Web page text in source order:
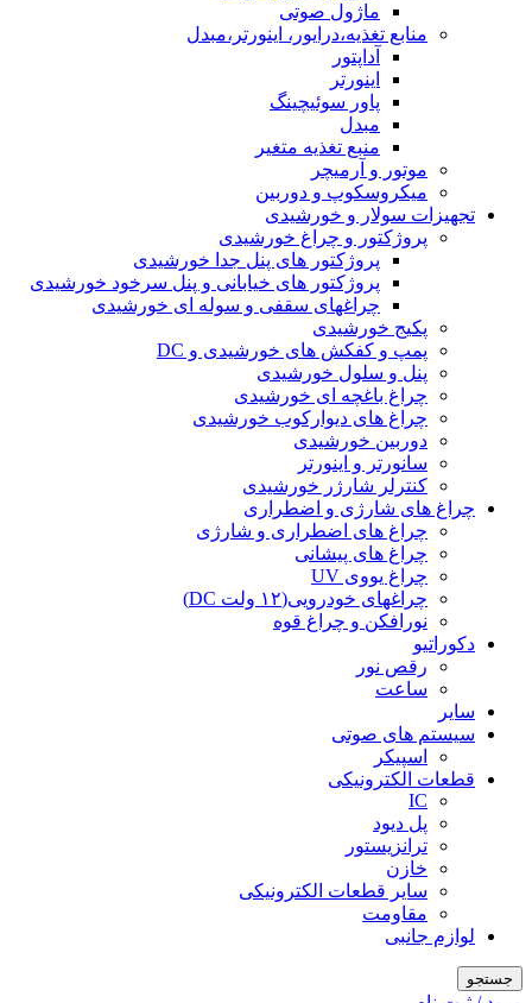
ماژول صوتی
منابع تغذیه،درایور، اینورتر،مبدل
آداپتور
اینورتر
پاور سوئیچینگ
مبدل
منبع تغذیه متغیر
موتور و آرمیچر
میکروسکوپ و دوربین
تجهیزات سولار و خورشیدی
پروژکتور و چراغ خورشیدی
پروژکتور های پنل جدا خورشیدی
پروژکتور های خیابانی و پنل سرخود خورشیدی
چراغهای سقفی و سوله ای خورشیدی
پکیج خورشیدی
پمپ و کفکش های خورشیدی و DC
پنل و سلول خورشیدی
چراغ باغچه ای خورشیدی
چراغ های دیوارکوب خورشیدی
دوربین خورشیدی
سانورتر و اینورتر
کنترلر شارژر خورشیدی
چراغ های شارژی و اضطراری
چراغ های اضطراری و شارژی
چراغ های پیشانی
چراغ یووی UV
چراغهای خودرویی(۱۲ ولت DC)
نورافکن و چراغ قوه
دکوراتیو
رقص نور
ساعت
سایر
سیستم های صوتی
اسپیکر
قطعات الکترونیکی
IC
پل دیود
ترانزیستور
خازن
سایر قطعات الکترونیکی
مقاومت
لوازم جانبی
جستجو